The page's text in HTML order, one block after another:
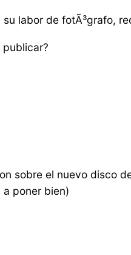
labor de fotÃ³grafo,
publicar?
sobre el nuevo disco
poner bien)